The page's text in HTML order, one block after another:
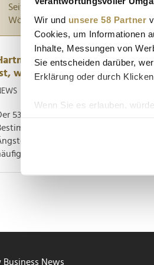
Wir und unsere 58 Partner
Cookies, um Informationen
Inhalte, Messungen von
Sie entscheiden darüber,
Erklärung oder durch
Wenn Sie es erlauben,
Erfahren Sie mehr darüber,
Seiten suchen, die genau diese
Wörter zwischen
Wewetzer: "Lebe
weißt du nicht"
53-jährige Arzt und Journalist
Diagnosen können
auslösen. Betroffene fragen
alleingelassen. Eine gesamte...
News